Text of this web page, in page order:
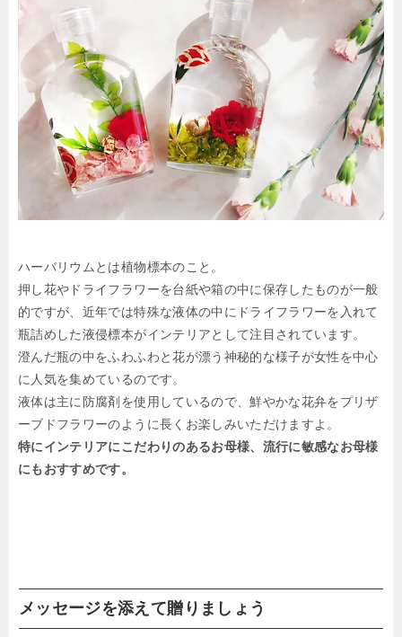
ハーバリウムとは植物標本のこと。
押し花やドライフラワーを台紙や箱の中に保存したものが一般
的ですが、近年では特殊な液体の中にドライフラワーを入れて
瓶詰めした液侵標本がインテリアとして注目されています。
澄んだ瓶の中をふわふわと花が漂う神秘的な様子が女性を中心
に人気を集めているのです。
液体は主に防腐剤を使用しているので、鮮やかな花弁をプリザ
ーブドフラワーのように長くお楽しみいただけますよ。
特にインテリアにこだわりのあるお母様、流行に敏感なお母様
にもおすすめです。
メッセージを添えて贈りましょう